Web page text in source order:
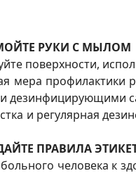
РУКИ С МЫЛОМ
поверхности,
мера
дезинфицирующими
и регулярная
ПРАВИЛА
человека к